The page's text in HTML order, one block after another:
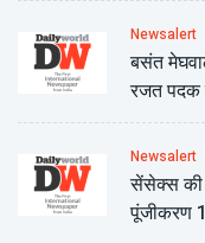
Newsalert
बसंत
रजत पदक
Newsalert
सेंसेक्स की
पूंजीकरण